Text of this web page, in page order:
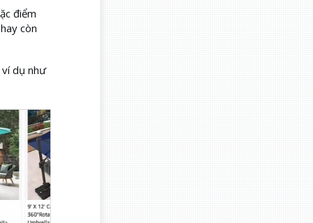
điểm
còn
dụ như